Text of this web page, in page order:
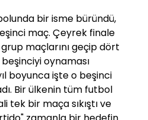
bir isme büründü,
maç. Çeyrek finale
maçlarını geçip dört
oynaması
boyunca işte o beşinci
Bir ülkenin tüm futbol
tek bir maça sıkıştı ve